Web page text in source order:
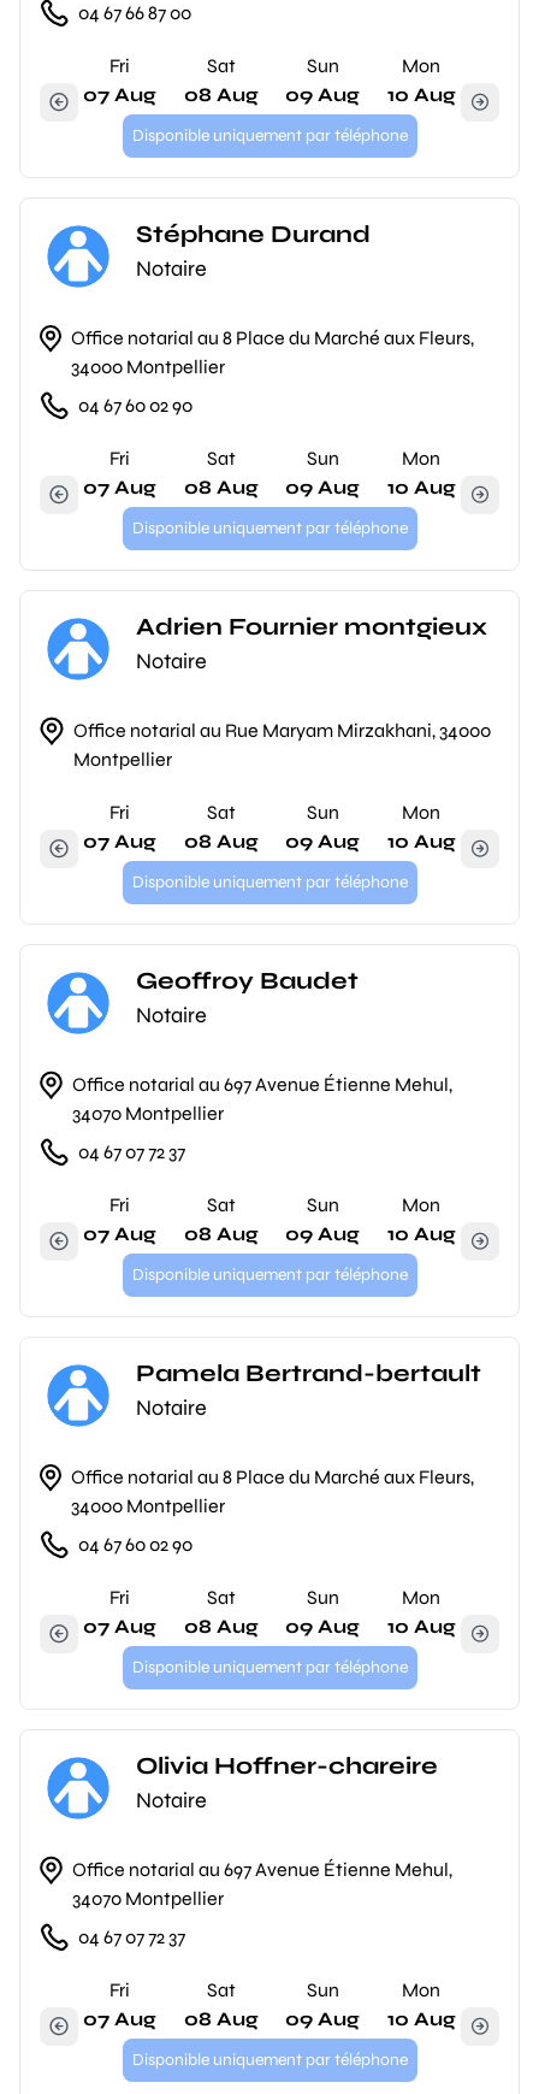
04 67 66 87 00
Fri
07 Aug
Sat
08 Aug
Sun
09 Aug
Mon
10 Aug
Disponible uniquement par téléphone
Stéphane Durand
Notaire
Office notarial au 8 Place du Marché aux Fleurs,
34000 Montpellier
04 67 60 02 90
Fri
07 Aug
Sat
08 Aug
Sun
09 Aug
Mon
10 Aug
Disponible uniquement par téléphone
Adrien Fournier montgieux
Notaire
Office notarial au Rue Maryam Mirzakhani, 34000
Montpellier
Fri
07 Aug
Sat
08 Aug
Sun
09 Aug
Mon
10 Aug
Disponible uniquement par téléphone
Geoffroy Baudet
Notaire
Office notarial au 697 Avenue Étienne Mehul,
34070 Montpellier
04 67 07 72 37
Fri
07 Aug
Sat
08 Aug
Sun
09 Aug
Mon
10 Aug
Disponible uniquement par téléphone
Pamela Bertrand-bertault
Notaire
Office notarial au 8 Place du Marché aux Fleurs,
34000 Montpellier
04 67 60 02 90
Fri
07 Aug
Sat
08 Aug
Sun
09 Aug
Mon
10 Aug
Disponible uniquement par téléphone
Olivia Hoffner-chareire
Notaire
Office notarial au 697 Avenue Étienne Mehul,
34070 Montpellier
04 67 07 72 37
Fri
07 Aug
Sat
08 Aug
Sun
09 Aug
Mon
10 Aug
Disponible uniquement par téléphone